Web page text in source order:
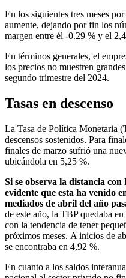
En los siguientes tres meses
aumente, dejando por fin los
margen entre él -0.29 % y el
En términos generales, el
los precios no muestren
segundo trimestre del 2024.
Tasas en descenso
La Tasa de Política Monetaria
descensos sostenidos. Para
finales de marzo sufrió una
ubicándola en 5,25 %.
Si se observa la distancia
evidente que esta ha venido
mediados de abril del año
de este año, la TBP quedaba
con la tendencia de tener
próximos meses. A inicios de
se encontraba en 4,92 %.
En cuanto a los saldos